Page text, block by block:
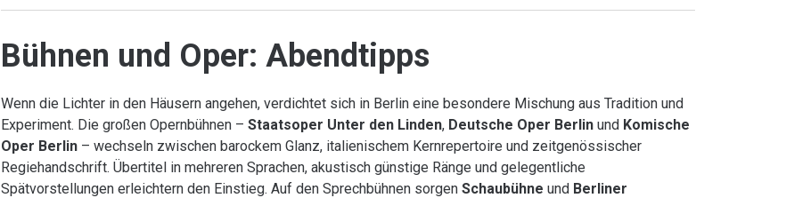
Bühnen und Oper: Abendtipps
Wenn die Lichter in den Häusern angehen, verdichtet sich in Berlin eine besondere Mischung aus Tradition und
Experiment. Die großen Opernbühnen –Staatsoper Unter den Linden, Deutsche Oper Berlin und Komische
Oper Berlin – wechseln zwischen barockem Glanz, italienischem Kernrepertoire und zeitgenössischer
Regiehandschrift. Übertitel in mehreren Sprachen, akustisch günstige Ränge und gelegentliche
Spätvorstellungen erleichtern den Einstieg. Auf den Sprechbühnen sorgenSchaubühne und Berliner